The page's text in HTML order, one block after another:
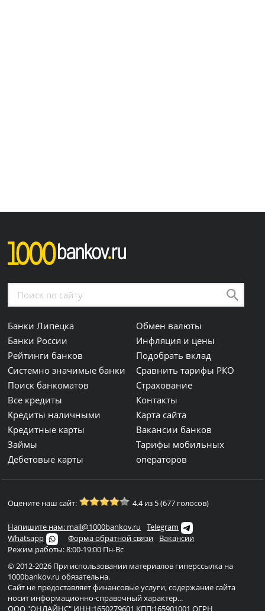
Банки Липецка
Банки России
Рейтинги банков
Системно значимые банки
Поиск банкоматов
Все кредиты
Кредиты наличными
Кредитные карты
Займы
Дебетовые карты
Обмен валюты
Инфляция и цены
Подобрать вклад
Сравнить тарифы РКО
Страхование
Контакты
Карта сайта
Вакансии банков
Тарифы мобильных
операторов
Оцените наш сайт: 4.4 из 5 (677 голосов)
Напишите нам: mail@1000bankov.ru
Telegram
Whatsapp
Форма обратной связи
Вакансии
Режим работы: 8:00-19:00 Пн-Вс
© 2012-2026 При использовании материалов гиперссылка на
1000bankov.ru обязательна.
Сайт не предоставляет финансовые услуги, содержание сайта
носит информационно-справочный характер...
ООО "ОНЛАЙНС" ИНН:1650279601 КПП:165901001 ОГРН